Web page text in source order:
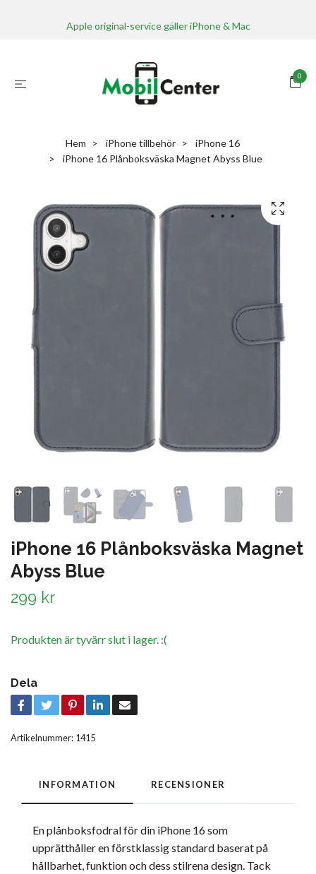
Apple original-service gäller iPhone & Mac
0
Hem iPhone tillbehör
iPhone 16
iPhone 16 Plånboksväska Magnet Abyss Blue
iPhone 16 Plånboksväska Magnet
Abyss Blue
299 kr
Produkten är tyvärr slut i lager. :(
Dela
Artikelnummer: 1415
INFORMATION RECENSIONER
En plånboksfodral för din iPhone 16 som
upprätthåller en förstklassig standard baserat på
hållbarhet, funktion och dess stilrena design. Tack